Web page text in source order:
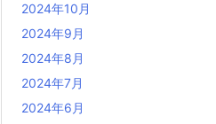
2024年10月
2024年9月
2024年8月
2024年7月
2024年6月